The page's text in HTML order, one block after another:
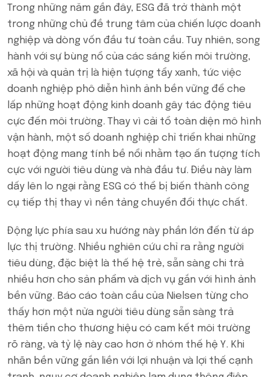
Trong những năm gần đây, ESG đã trở thành một
trong những chủ đề trung tâm của chiến lược doanh
nghiệp và dòng vốn đầu tư toàn cầu. Tuy nhiên, song
hành với sự bùng nổ của các sáng kiến môi trường,
xã hội và quản trị là hiện tượng tẩy xanh, tức việc
doanh nghiệp phô diễn hình ảnh bền vững để che
lấp những hoạt động kinh doanh gây tác động tiêu
cực đến môi trường. Thay vì cải tổ toàn diện mô hình
vận hành, một số doanh nghiệp chỉ triển khai những
hoạt động mang tính bề nổi nhằm tạo ấn tượng tích
cực với người tiêu dùng và nhà đầu tư. Điều này làm
dấy lên lo ngại rằng ESG có thể bị biến thành công
cụ tiếp thị thay vì nền tảng chuyển đổi thực chất.
Động lực phía sau xu hướng này phần lớn đến từ áp
lực thị trường. Nhiều nghiên cứu chỉ ra rằng người
tiêu dùng, đặc biệt là thế hệ trẻ, sẵn sàng chi trả
nhiều hơn cho sản phẩm và dịch vụ gắn với hình ảnh
bền vững. Báo cáo toàn cầu của Nielsen từng cho
thấy hơn một nửa người tiêu dùng sẵn sàng trả
thêm tiền cho thương hiệu có cam kết môi trường
rõ ràng, và tỷ lệ này cao hơn ở nhóm thế hệ Y. Khi
nhãn bền vững gắn liền với lợi nhuận và lợi thế cạnh